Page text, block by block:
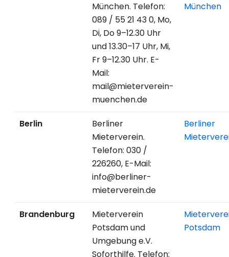
München. Telefon:
089 / 55 21 43 0, Mo,
Di, Do 9–12.30 Uhr
und 13.30–17 Uhr, Mi,
Fr 9–12.30 Uhr. E-
Mail:
mail@mieterverein-
muenchen.de
München
Berlin
Berliner
Mieterverein.
Telefon: 030 /
226260, E-Mail:
info@berliner-
mieterverein.de
Berliner
Brandenburg
Mieterverein
Potsdam und
Umgebung e.V.
Soforthilfe. Telefon:
Potsdam